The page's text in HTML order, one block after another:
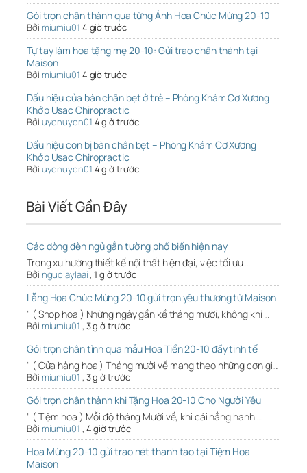
Gói trọn chân thành qua từng Ảnh Hoa Chúc Mừng 20-10
Bởi miumiu01 4 giờ trước
Tự tay làm hoa tặng mẹ 20-10: Gửi trao chân thành tại
Maison
Bởi miumiu01 4 giờ trước
Dấu hiệu của bàn chân bẹt ở trẻ – Phòng Khám Cơ Xương
Khớp Usac Chiropractic
Bởi uyenuyen01 4 giờ trước
Dấu hiệu con bị bàn chân bẹt – Phòng Khám Cơ Xương
Khớp Usac Chiropractic
Bởi uyenuyen01 4 giờ trước
Bài Viết Gần Đây
Các dòng đèn ngủ gắn tường phổ biến hiện nay
Trong xu hướng thiết kế nội thất hiện đại, việc tối ưu …
Bởi nguoiaylaai,1 giờ trước
Lẵng Hoa Chúc Mừng 20-10 gửi trọn yêu thương từ Maison
" ( Shop hoa ) Những ngày gần kề tháng mười, không khí …
Bởi miumiu01 , 3 giờ trước
Gói trọn chân tình qua mẫu Hoa Tiền 20-10 đầy tinh tế
" ( Cửa hàng hoa ) Tháng mười về mang theo những cơn gi…
Bởi miumiu01 , 3 giờ trước
Gói trọn chân thành khi Tặng Hoa 20-10 Cho Người Yêu
" ( Tiệm hoa ) Mỗi độ tháng Mười về, khi cái nắng hanh …
Bởi miumiu01 , 4 giờ trước
Hoa Mừng 20-10 gửi trao nét thanh tao tại Tiệm Hoa
Maison